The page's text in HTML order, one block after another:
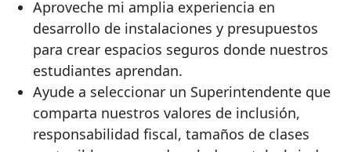
Aproveche mi amplia experiencia en
desarrollo de instalaciones y presupuestos
para crear espacios seguros donde nuestros
estudiantes aprendan.
Ayude a seleccionar un Superintendente que
comparta nuestros valores de inclusión,
responsabilidad fiscal, tamaños de clases